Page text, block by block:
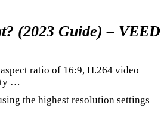
(2023 Guide) – VEED
ratio of 16:9, H.264 video
…
the highest resolution settings